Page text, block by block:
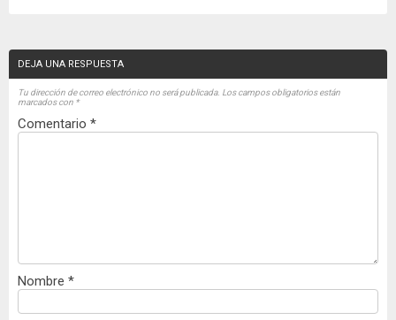
DEJA UNA RESPUESTA
Tu dirección de correo electrónico no será publicada. Los campos obligatorios están
marcados con *
Comentario *
Nombre *